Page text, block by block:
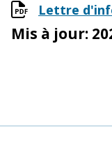
Lettre
Mis à jour: